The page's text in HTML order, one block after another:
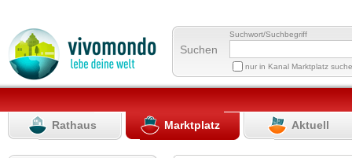
Suchen
Suchwort/Suchbegriff
nur in Kanal Marktplatz
Rathaus Marktplatz Aktuell